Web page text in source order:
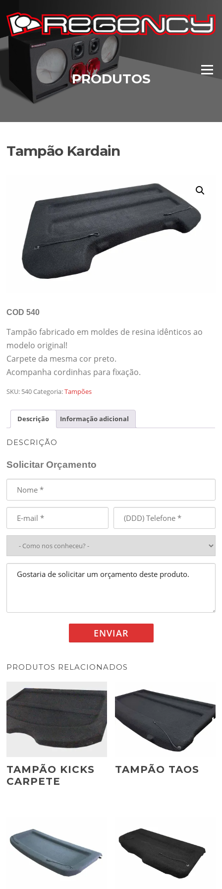
para
conteúdo
Menu
PRODUTOS
Tampão Kardain
COD 540
Tampão fabricado em moldes de resina idênticos ao
modelo original!
Carpete da mesma cor preto.
Acompanha cordinhas para fixação.
SKU: 540Categoria:Tampões
Descrição Informação adicional
DESCRIÇÃO
Solicitar Orçamento
PRODUTOS RELACIONADOS
TAMPÃO KICKS
CARPETE
TAMPÃO TAOS